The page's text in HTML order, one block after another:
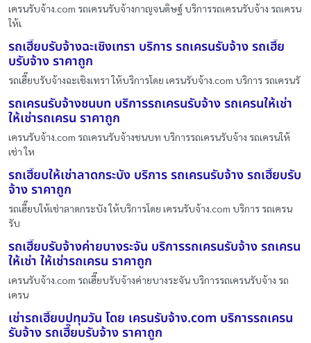
เครนรับจ้าง.com รถเครนรับจ้างกาญจนดิษฐ์ บริการรถเครนรับจ้าง รถเครน
ให้เ
รถเฮี๊ยบรับจ้างฉะเชิงเทรา บริการ รถเครนรับจ้าง รถเฮี๊ย
บรับจ้าง ราคาถูก
รถเฮี๊ยบรับจ้างฉะเชิงเทรา ให้บริการโดย เครนรับจ้าง.com บริการ รถเครนรั
รถเครนรับจ้างชนบท บริการรถเครนรับจ้าง รถเครนให้เช่า
ให้เช่ารถเครน ราคาถูก
เครนรับจ้าง.com รถเครนรับจ้างชนบท บริการรถเครนรับจ้าง รถเครนให้
เช่า ให
รถเฮี๊ยบให้เช่าลาดกระบัง บริการ รถเครนรับจ้าง รถเฮี๊ยบรับ
จ้าง ราคาถูก
รถเฮี๊ยบให้เช่าลาดกระบัง ให้บริการโดย เครนรับจ้าง.com บริการ รถเครน
รับ
รถเฮี๊ยบรับจ้างค่ายบางระจัน บริการรถเครนรับจ้าง รถเครน
ให้เช่า ให้เช่ารถเครน ราคาถูก
เครนรับจ้าง.com รถเฮี๊ยบรับจ้างค่ายบางระจัน บริการรถเครนรับจ้าง รถ
เครน
เช่ารถเฮี๊ยบปทุมวัน โดย เครนรับจ้าง.com บริการรถเครน
รับจ้าง รถเฮี๊ยบรับจ้าง ราคาถูก